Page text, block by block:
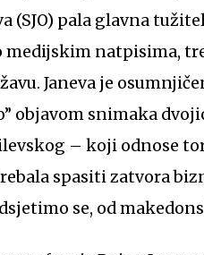
(SJO) pala glavna
medijskim natpisima,
Janeva je
objavom snimaka
– koji odnose
spasiti zatvora
se, od